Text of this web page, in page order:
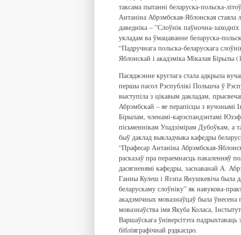
таксама пытанні беларуска-польска-
Антаніна Абрэмбская-Яблонская стаяла
даведніка – ”Слоўнік паўночна-
укладам ва ўмацаванне беларуска-
“Падручнага польска-беларускага
Яблонскай і акадэміка Мікалая Бірылы
Пасяджэнне круглага стала адкрыла
першы пасол Рэспублікі Польшча ў
выступіла з цікавым дакладам,
Абрэмбскай – яе перапісцы з вучонымі
Бірылам, членамі-карэспандэнтамі
пісьменнікам Уладзімірам Дубоўкам, а
быў даклад выкладчыка кафедры
“Прафесар Антаніна Абрэмбская-
расказаў пра пераемнасць пакаленняў
дасягненямі кафедры, заснаванай А.
Ганны Кулеш і Язэпа Янушкевіча была
беларускаму слоўніку” як навукова-
акадэмічных мовазнаўцаў была
мовазнаўства імя Якуба Коласа,
Варшаўскага ўніверсітэта
бібліяграфічнай рэдкасцю.